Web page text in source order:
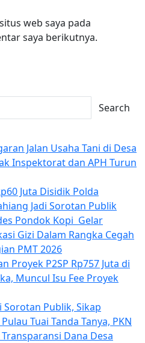
web saya pada
saya berikutnya.
Search
Jalan Usaha Tani di Desa
Inspektorat dan APH Turun
Juta Disidik Polda
Jadi Sorotan Publik
Pondok Kopi Gelar
Gizi Dalam Rangka Cegah
PMT 2026
Proyek P2SP Rp757 Juta di
Muncul Isu Fee Proyek
Publik, Sikap
Tuai Tanda Tanya, PKN
Dana Desa